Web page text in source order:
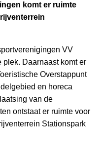
komt er ruimte
VV
Daarnaast komt er
Overstappunt
en horeca
van de
ontstaat er ruimte voor
Stationspark